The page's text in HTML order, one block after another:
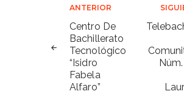
Navegación
de
entradas
ANTERIOR
Centro De
Bachillerato
Tecnológico
“Isidro
Fabela
Alfaro”